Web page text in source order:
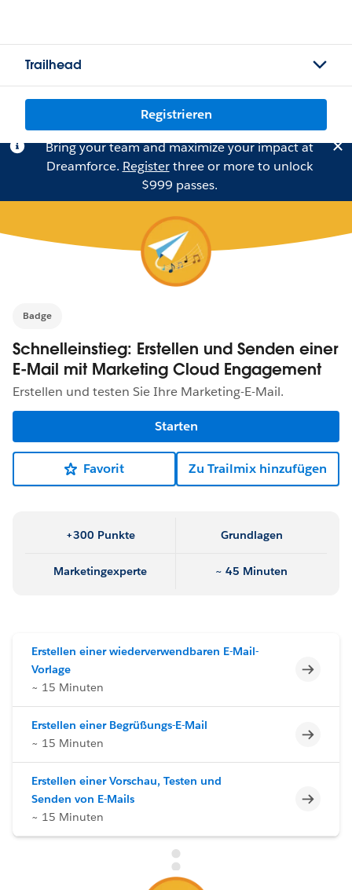
Trailhead
Registrieren
Bring your team and maximize your impact at
Dreamforce. Registerthree or more to unlock
$999 passes.
Badge
Schnelleinstieg: Erstellen und Senden einer
E-Mail mit Marketing Cloud Engagement
Erstellen und testen Sie Ihre Marketing-E-Mail.
Starten
Favorit Zu Trailmix hinzufügen
+300 Punkte Grundlagen
Marketingexperte ~ 45 Minuten
Erstellen einer wiederverwendbaren E-Mail-
Vorlage
~ 15 Minuten
Erstellen einer Begrüßungs-E-Mail
~ 15 Minuten
Erstellen einer Vorschau, Testen und
Senden von E-Mails
~ 15 Minuten